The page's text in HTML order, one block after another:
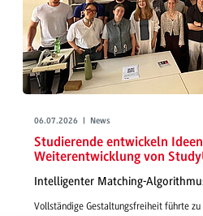
06.07.2026 | News
Studierende entwickeln
Weiterentwicklung von
Intelligenter Matching-
Vollständige Gestaltungsfreiheit führte